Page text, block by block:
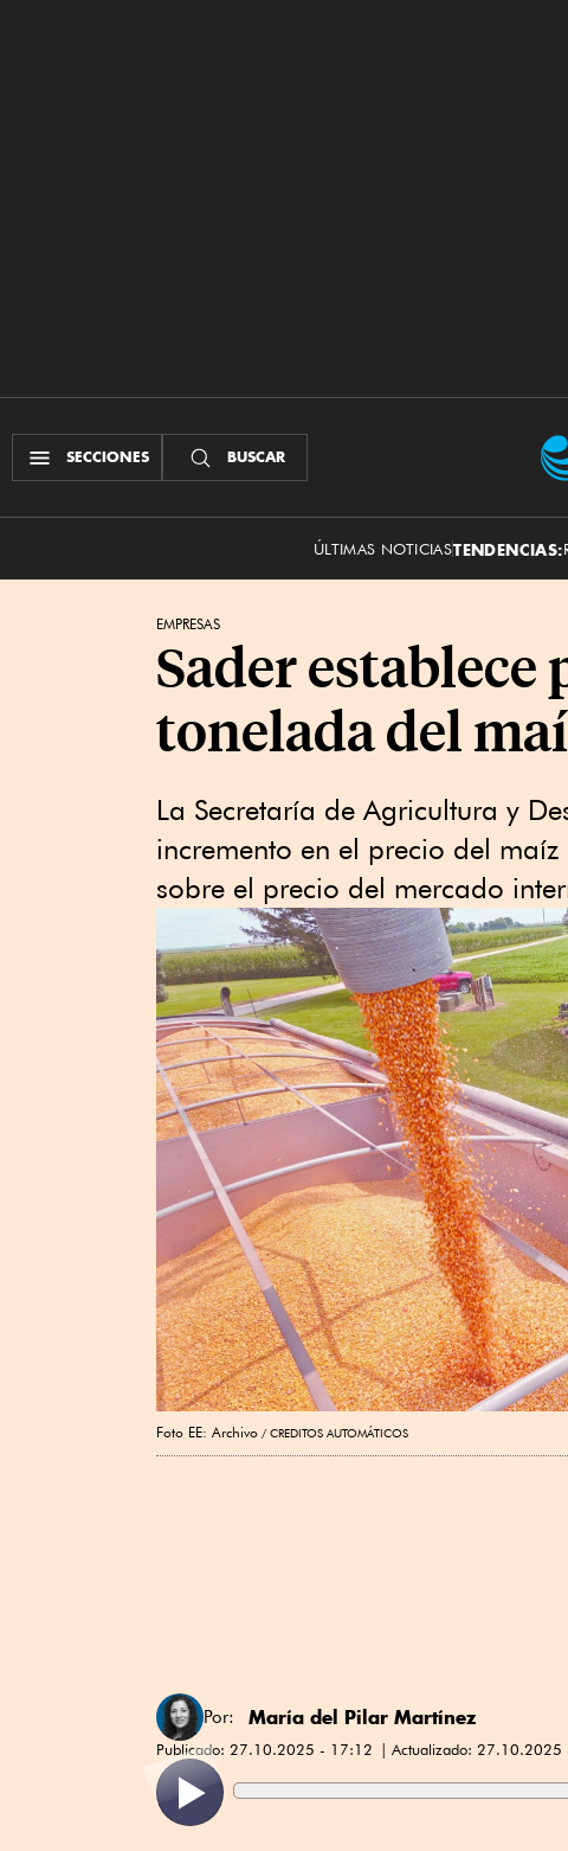
SECCIONES BUSCAR
ÚLTIMAS NOTICIASTENDENCIAS:
EMPRESAS
Sader establece
tonelada del
La Secretaría de Agricultura y
incremento en el precio del
sobre el precio del mercado
Foto EE: Archivo CREDITOS AUTOMÁTICOS
Por: María del Pilar Martínez
Publicado: 27.10.2025 - 17:12 Actualizado: 27.10.2025